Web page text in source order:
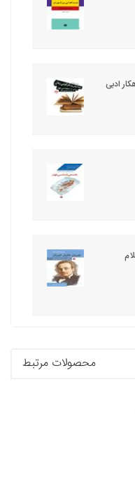
محصولات مرتبط